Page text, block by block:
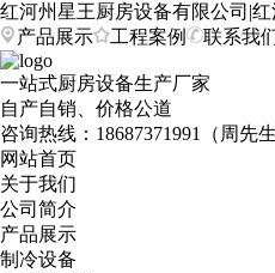
红河州星王厨房设备有限公司|
产品展示
工程案例 联系我
一站式厨房设备生产厂家
自产自销、价格公道
咨询热线： 18687371991（周先生
网站首页
关于我们
公司简介
产品展示
制冷设备